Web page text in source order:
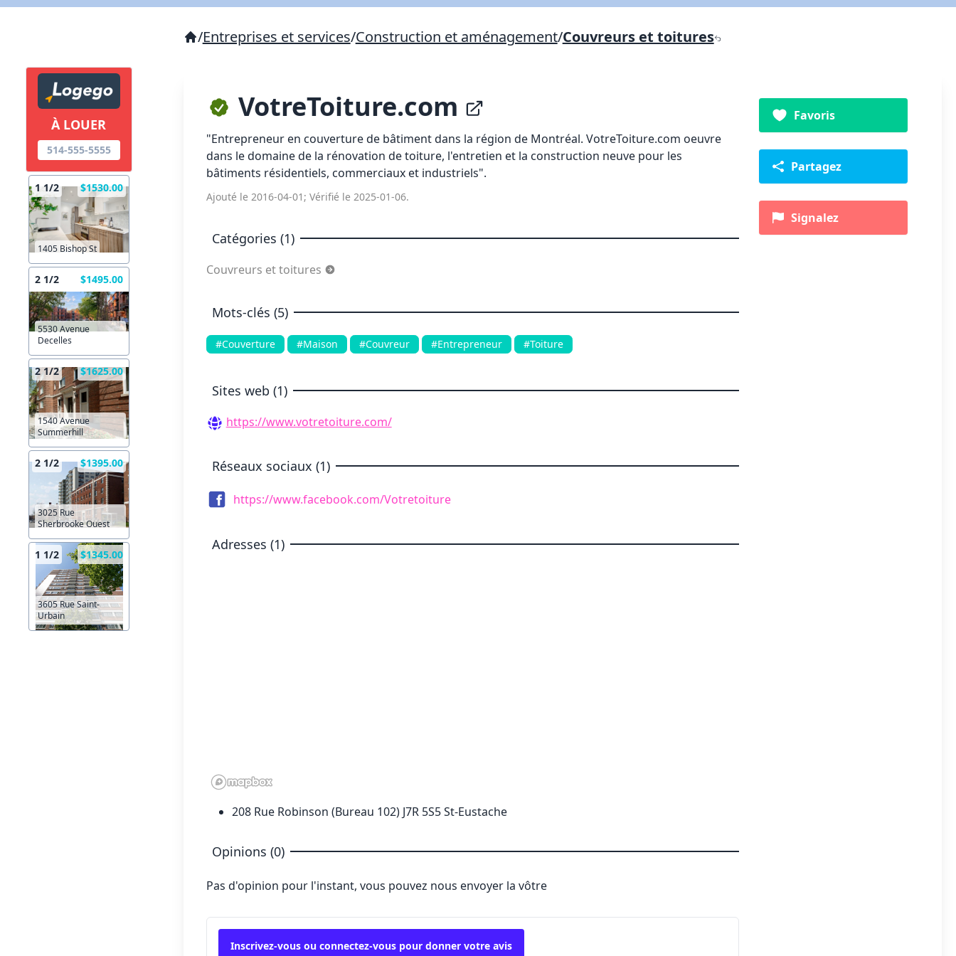
À LOUER
514-555-5555
1 1/2 $1530.00
1405 Bishop St
2 1/2 $1495.00
5530 Avenue
Decelles
2 1/2 $1625.00
1540 Avenue
Summerhill
2 1/2 $1395.00
3025 Rue
Sherbrooke Ouest
1 1/2 $1345.00
3605 Rue Saint-
Urbain
/Entreprises et services/Construction et aménagement/Couvreurs et toitures
VotreToiture.com
"Entrepreneur en couverture de bâtiment dans la région de Montréal. VotreToiture.com oeuvre
dans le domaine de la rénovation de toiture, l'entretien et la construction neuve pour les
bâtiments résidentiels, commerciaux et industriels".
Ajouté le 2016-04-01; Vérifié le 2025-01-06.
Catégories (1)
Couvreurs et toitures
Mots-clés (5)
#Couverture #Maison #Couvreur #Entrepreneur #Toiture
Sites web (1)
https://www.votretoiture.com/
Réseaux sociaux (1)
https://www.facebook.com/Votretoiture
Adresses (1)
208 Rue Robinson (Bureau 102) J7R 5S5 St-Eustache
Opinions (0)
Pas d'opinion pour l'instant, vous pouvez nous envoyer la vôtre
Inscrivez-vous ou connectez-vous pour donner votre avis
Favoris
Partagez
Signalez
Lien vers inscription (sera inclus dans courriel)